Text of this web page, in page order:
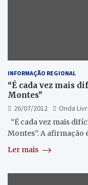
INFORMAÇÃO REGIONAL
“É cada vez mais
Montes”
26/07/2012
Onda
“É cada vez mais
Montes”. A afirmação
Ler mais